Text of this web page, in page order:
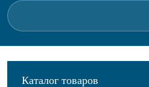
Каталог товаров